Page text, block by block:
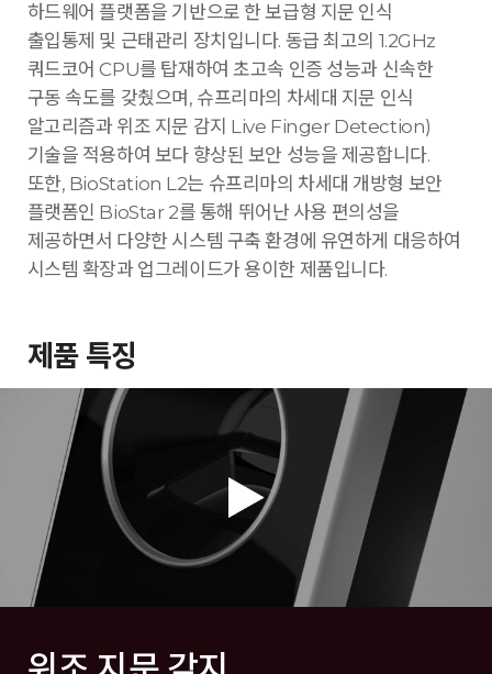
하드웨어 플랫폼을 기반으로 한 보급형 지문 인식
출입통제 및 근태관리 장치입니다. 동급 최고의 1.2GHz
쿼드코어 CPU를 탑재하여 초고속 인증 성능과 신속한
구동 속도를 갖췄으며, 슈프리마의 차세대 지문 인식
알고리즘과 위조 지문 감지 Live Finger Detection)
기술을 적용하여 보다 향상된 보안 성능을 제공합니다.
또한, BioStation L2는 슈프리마의 차세대 개방형 보안
플랫폼인 BioStar 2를 통해 뛰어난 사용 편의성을
제공하면서 다양한 시스템 구축 환경에 유연하게 대응하여
시스템 확장과 업그레이드가 용이한 제품입니다.
제품 특징